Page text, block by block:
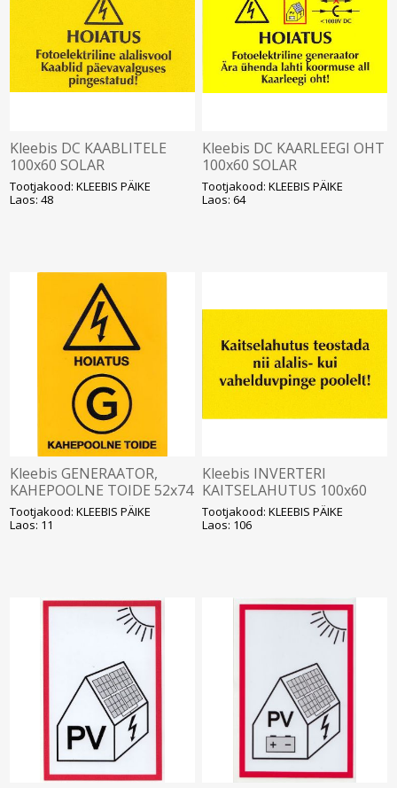
Kleebis DC KAABLITELE
100x60 SOLAR
Tootjakood: KLEEBIS PÄIKE
Laos: 48
Kleebis DC KAARLEEGI OHT
100x60 SOLAR
Tootjakood: KLEEBIS PÄIKE
Laos: 64
Kleebis GENERAATOR,
KAHEPOOLNE TOIDE 52x74
SOLAR
Tootjakood: KLEEBIS PÄIKE
Laos: 11
Kleebis INVERTERI
KAITSELAHUTUS 100x60
SOLAR
Tootjakood: KLEEBIS PÄIKE
Laos: 106